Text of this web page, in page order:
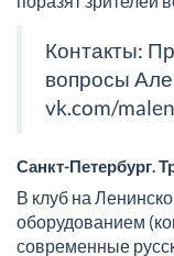
Контакты:
вопросы
vk.com/
Санкт-Петербург.
В клуб на
оборудованием
современные